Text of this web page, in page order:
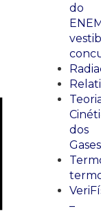
do
dos
Gases
–